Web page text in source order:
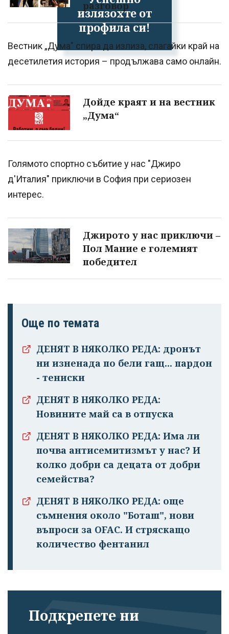
излязохте от
профила си!
разговор
Вестник „Дума" спира да излиза, слагайки край на
десетилетия история – продължава само онлайн.
Дойде краят и на вестник
„Дума“
Голямото спортно събитие у нас "Джиро
д'Италия" приключи в София при сериозен
интерес.
Джирото у нас приключи –
Пол Мание е големият
победител
Още по темата
ДЕНЯТ В НЯКОЛКО РЕДА: дронът
ни изненада по бели гащ... пардон
- тениски
ДЕНЯТ В НЯКОЛКО РЕДА:
Новините май са в отпуска
ДЕНЯТ В НЯКОЛКО РЕДА: Има ли
почва антисемитизмът у нас? И
колко добри са децата от добри
семейства?
ДЕНЯТ В НЯКОЛКО РЕДА: още
съмнения около "Боташ", нови
въпроси за OFAC. И стряскащо
количество фентанил
Подкрепете ни